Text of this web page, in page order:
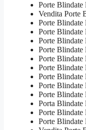
Porte Blindate
Vendita Porte
Porte Blindate
Porte Blindate
Porte Blindate
Porte Blindate
Porte Blindate
Porte Blindate
Porte Blindate
Porte Blindate
Porte Blindate
Porta Blindate
Porte Blindate
Porte Blindate